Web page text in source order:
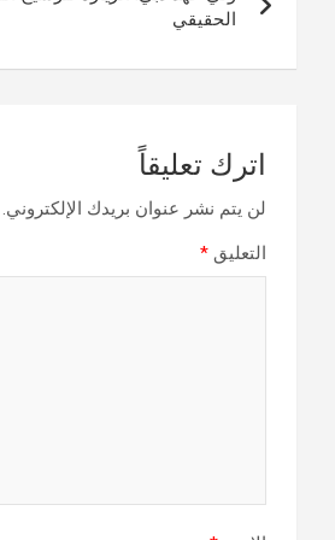
المقالات
الحقيقي
اترك تعليقاً
لن يتم نشر عنوان بريدك الإلكتروني.
التعليق *